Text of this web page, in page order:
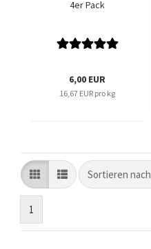
4er Pack
6,00 EUR
16,67 EUR pro kg
Sortieren nach
Sortieren nach
1